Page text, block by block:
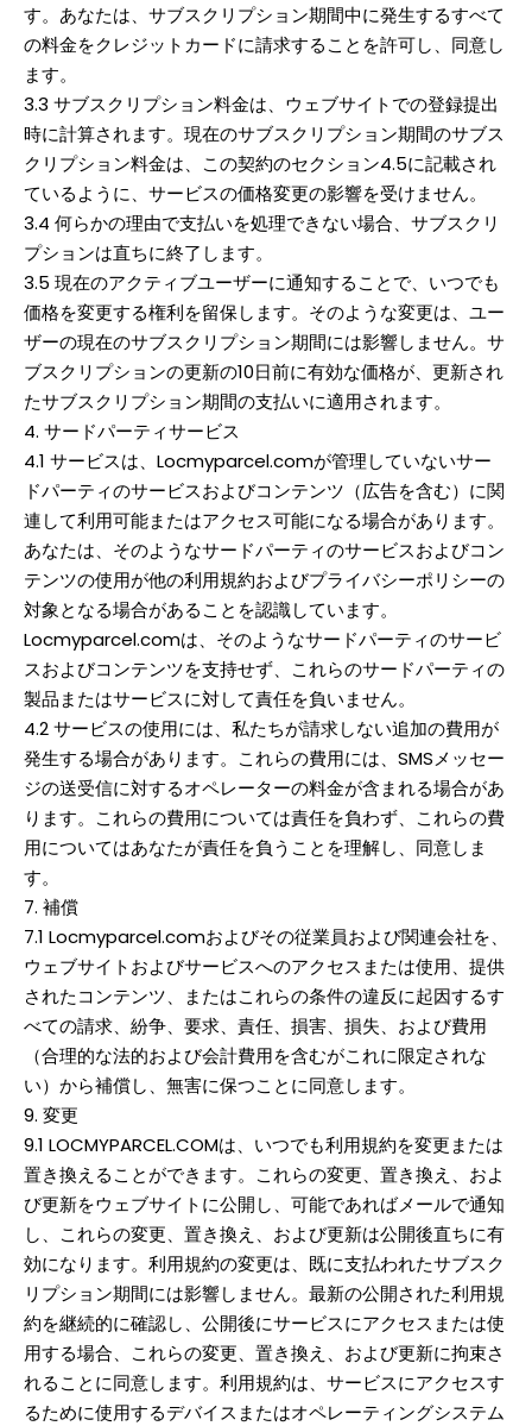
す。あなたは、サブスクリプション期間中に発生するすべて
の料金をクレジットカードに請求することを許可し、同意し
ます。
3.3 サブスクリプション料金は、ウェブサイトでの登録提出
時に計算されます。現在のサブスクリプション期間のサブス
クリプション料金は、この契約のセクション4.5に記載され
ているように、サービスの価格変更の影響を受けません。
3.4 何らかの理由で支払いを処理できない場合、サブスクリ
プションは直ちに終了します。
3.5 現在のアクティブユーザーに通知することで、いつでも
価格を変更する権利を留保します。そのような変更は、ユー
ザーの現在のサブスクリプション期間には影響しません。サ
ブスクリプションの更新の10日前に有効な価格が、更新され
たサブスクリプション期間の支払いに適用されます。
4. サードパーティサービス
4.1 サービスは、Locmyparcel.comが管理していないサー
ドパーティのサービスおよびコンテンツ（広告を含む）に関
連して利用可能またはアクセス可能になる場合があります。
あなたは、そのようなサードパーティのサービスおよびコン
テンツの使用が他の利用規約およびプライバシーポリシーの
対象となる場合があることを認識しています。
Locmyparcel.comは、そのようなサードパーティのサービ
スおよびコンテンツを支持せず、これらのサードパーティの
製品またはサービスに対して責任を負いません。
4.2 サービスの使用には、私たちが請求しない追加の費用が
発生する場合があります。これらの費用には、SMSメッセー
ジの送受信に対するオペレーターの料金が含まれる場合があ
ります。これらの費用については責任を負わず、これらの費
用についてはあなたが責任を負うことを理解し、同意しま
す。
7. 補償
7.1 Locmyparcel.comおよびその従業員および関連会社を、
ウェブサイトおよびサービスへのアクセスまたは使用、提供
されたコンテンツ、またはこれらの条件の違反に起因するす
べての請求、紛争、要求、責任、損害、損失、および費用
（合理的な法的および会計費用を含むがこれに限定されな
い）から補償し、無害に保つことに同意します。
9. 変更
9.1 LOCMYPARCEL.COMは、いつでも利用規約を変更または
置き換えることができます。これらの変更、置き換え、およ
び更新をウェブサイトに公開し、可能であればメールで通知
し、これらの変更、置き換え、および更新は公開後直ちに有
効になります。利用規約の変更は、既に支払われたサブスク
リプション期間には影響しません。最新の公開された利用規
約を継続的に確認し、公開後にサービスにアクセスまたは使
用する場合、これらの変更、置き換え、および更新に拘束さ
れることに同意します。利用規約は、サービスにアクセスす
るために使用するデバイスまたはオペレーティングシステム